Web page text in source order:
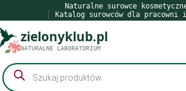
do
treści
Naturalne surowce
Katalog surowców dla pracowni
zielonyklub.pl
NATURALNE LABORATORIUM
Wyszukiwarka
produktów